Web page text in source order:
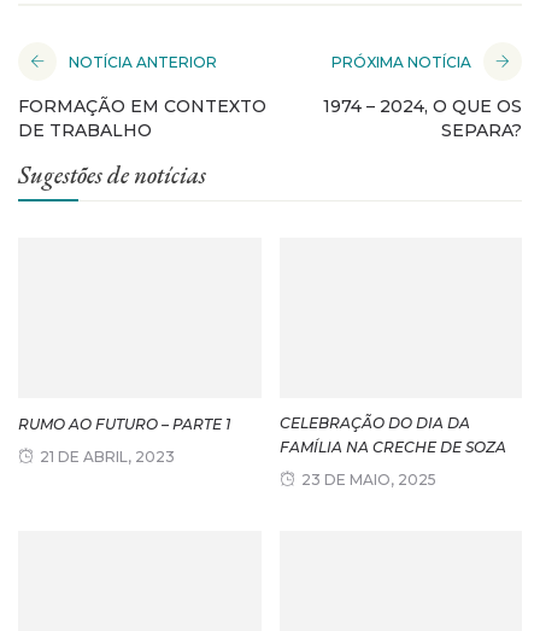
NOTÍCIA ANTERIOR
FORMAÇÃO EM CONTEXTO
DE TRABALHO
PRÓXIMA NOTÍCIA
1974 – 2024, O QUE OS
SEPARA?
Sugestões de notícias
RUMO AO FUTURO – PARTE 1
21 DE ABRIL, 2023
CELEBRAÇÃO DO DIA DA
FAMÍLIA NA CRECHE DE SOZA
23 DE MAIO, 2025